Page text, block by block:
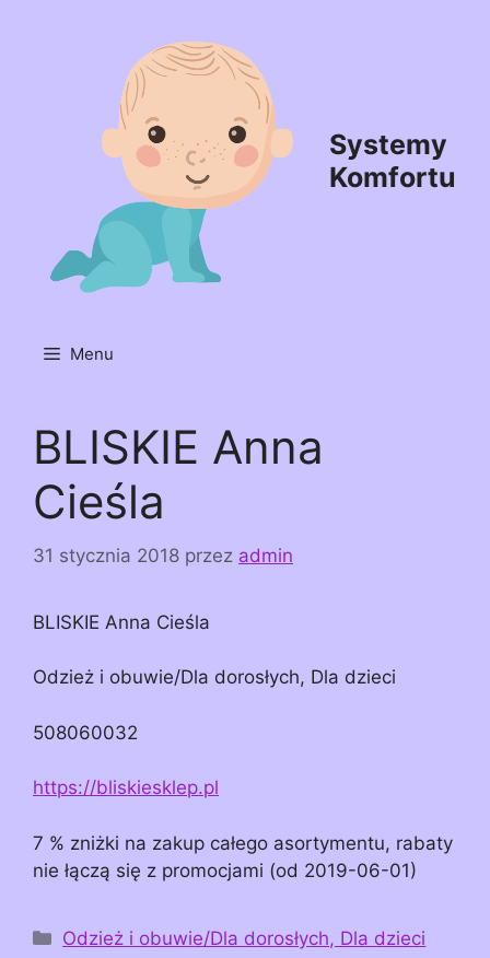
Systemy
Komfortu
Menu
BLISKIE Anna
Cieśla
31 stycznia 2018 przez admin
BLISKIE Anna Cieśla
Odzież i obuwie/Dla dorosłych, Dla dzieci
508060032
https://bliskiesklep.pl
7 % zniżki na zakup całego asortymentu, rabaty
nie łączą się z promocjami (od 2019-06-01)
Kategorie
Odzież i obuwie/Dla dorosłych, Dla dzieci